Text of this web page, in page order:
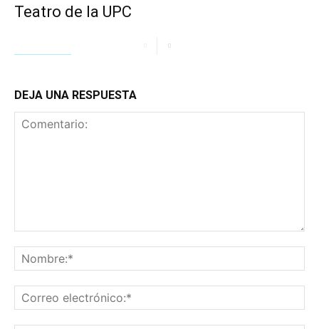
Teatro de la UPC
DEJA UNA RESPUESTA